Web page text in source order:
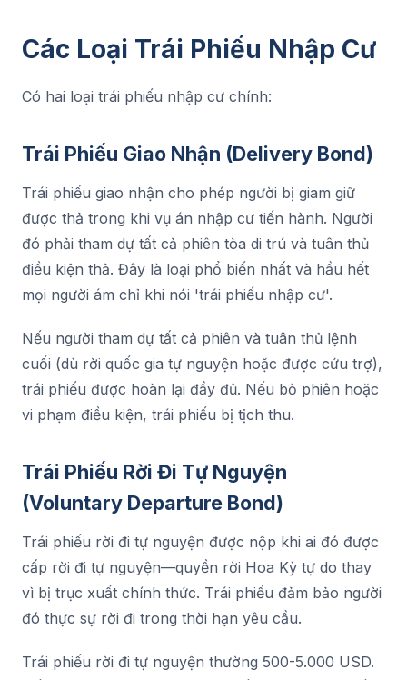
Các Loại Trái Phiếu Nhập Cư
Có hai loại trái phiếu nhập cư chính:
Trái Phiếu Giao Nhận (Delivery Bond)
Trái phiếu giao nhận cho phép người bị giam giữ
được thả trong khi vụ án nhập cư tiến hành. Người
đó phải tham dự tất cả phiên tòa di trú và tuân thủ
điều kiện thả. Đây là loại phổ biến nhất và hầu hết
mọi người ám chỉ khi nói 'trái phiếu nhập cư'.
Nếu người tham dự tất cả phiên và tuân thủ lệnh
cuối (dù rời quốc gia tự nguyện hoặc được cứu trợ),
trái phiếu được hoàn lại đầy đủ. Nếu bỏ phiên hoặc
vi phạm điều kiện, trái phiếu bị tịch thu.
Trái Phiếu Rời Đi Tự Nguyện
(Voluntary Departure Bond)
Trái phiếu rời đi tự nguyện được nộp khi ai đó được
cấp rời đi tự nguyện—quyền rời Hoa Kỳ tự do thay
vì bị trục xuất chính thức. Trái phiếu đảm bảo người
đó thực sự rời đi trong thời hạn yêu cầu.
Trái phiếu rời đi tự nguyện thường 500-5.000 USD.